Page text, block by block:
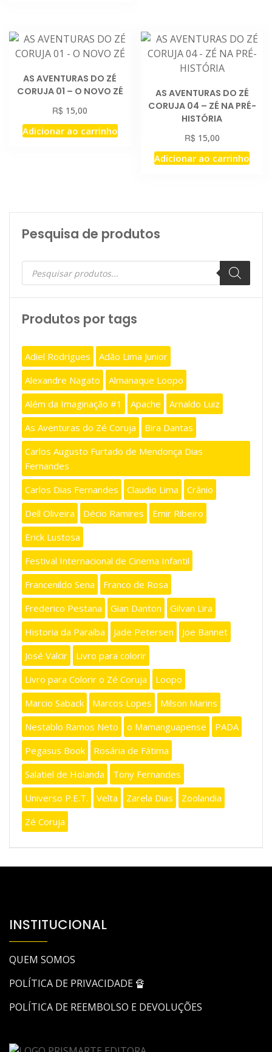
AS AVENTURAS DO ZÉ
CORUJA 01 – O NOVO ZÉ
R$ 15,00
Adicionar ao carrinho
AS AVENTURAS DO ZÉ
CORUJA 04 – ZÉ NA PRÉ-
HISTÓRIA
R$ 15,00
Adicionar ao carrinho
Pesquisa de produtos
Pesquisar
produtos
Produtos por tags
Adiel Rodrigues
Adão Lima Junior
Alexandre Nagato
Almanaque Loopo
Além da Imaginação #1
Apache
Arnaldo Luiz
As Aventuras do Zé Coruja
Bira Dantas
Carlos Augusto Furtado de Mendonça Dias
Fernandes
Carlos Dias Fernandes
Claudio Lima
Crânio
Dell Oliveira
Décio Ramires
Emir Ribeiro
Erick Lustosa
Festival Internacional de Cinema Infantil
Francenildo Sena
Franco de Rosa
Frederico Pestana
Gian Danton
Gilvan Lira
Historia da Paraíba
Jade Petersen
Joe Bannet
José Valcir
Livro para colorir
Livro para Colorir o Zé Coruja
Loopo
Marcio Saback
Marcos Lopes
Milson Marins
Nestablo Ramos Neto
o Mamanguapense
PADA
Pegasus Book
Rosária de Fátima
Salatiel de Holanda
Tony Fernandes
Universo P.E.T.
Velta Zarela Dias
Zoolandia
Zé Coruja
INSTITUCIONAL
QUEM SOMOS
POLÍTICA DE PRIVACIDADE 🔏
POLÍTICA DE REEMBOLSO E DEVOLUÇÕES